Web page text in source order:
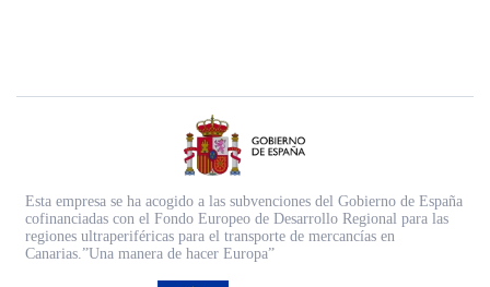
Esta empresa se ha acogido a las subvenciones del Gobierno de España
cofinanciadas con el Fondo Europeo de Desarrollo Regional para las
regiones ultraperiféricas para el transporte de mercancías en
Canarias.”Una manera de hacer Europa”